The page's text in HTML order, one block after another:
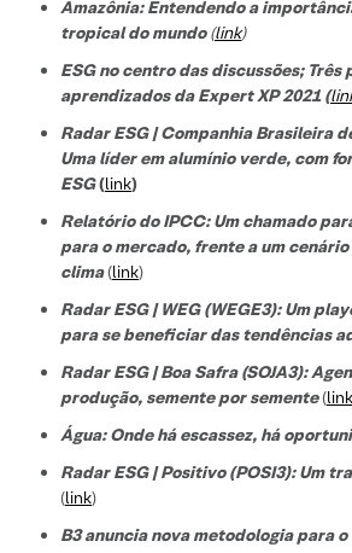
Amazônia: Entendendo a
tropical do mundo (link)
ESG no centro das discussões; Três
aprendizados da Expert XP 2021 (
Radar ESG | Companhia Brasileira
Uma líder em alumínio verde, com
ESG(link)
Relatório do IPCC: Um chamado
para o mercado, frente a um
clima(link)
Radar ESG | WEG (WEGE3): Um
para se beneficiar das tendências
Radar ESG | Boa Safra (SOJA3):
produção, semente por semente(link
Água: Onde há escassez, há
Radar ESG | Positivo (POSI3): Um
(link)
B3 anuncia nova metodologia para